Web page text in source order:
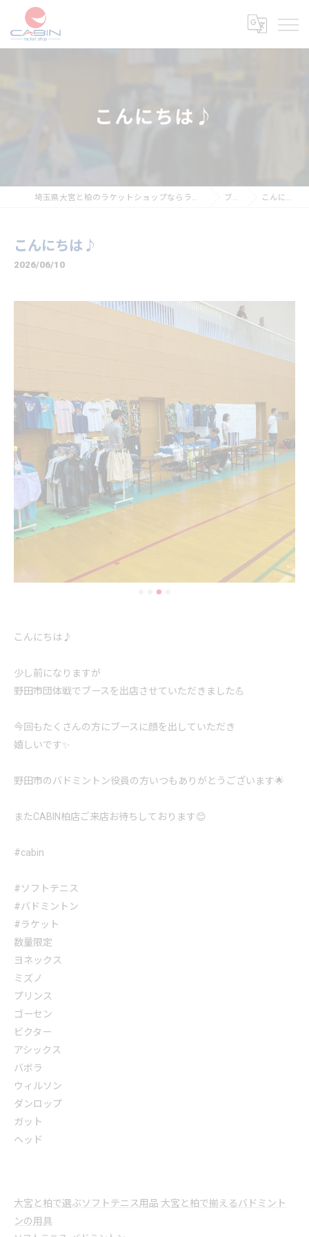
こんにちは♪
埼玉県大宮と柏のラケットショップならラケットショップキャビン ブログ こんにちは♪
こんにちは♪
2026/06/10
こんにちは♪
少し前になりますが
野田市団体戦でブースを出店させていただきました💪
今回もたくさんの方にブースに顔を出していただき
嬉しいです✨
野田市のバドミントン役員の方いつもありがとうございます🌟
またCABIN柏店ご来店お待ちしております😊
#cabin
#ソフトテニス
#バドミントン
#ラケット
数量限定
ヨネックス
ミズノ
プリンス
ゴーセン
ビクター
アシックス
バボラ
ウィルソン
ダンロップ
ガット
ヘッド
大宮と柏で選ぶソフトテニス用品 大宮と柏で揃えるバドミント
ンの用具